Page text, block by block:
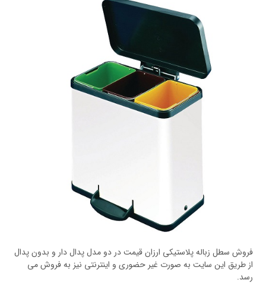
فروش سطل زباله پلاستیکی ارزان قیمت در دو مدل پدال دار و بدون پدال
از طریق این سایت به صورت غیر حضوری و اینترنتی نیز به فروش می
رسد.